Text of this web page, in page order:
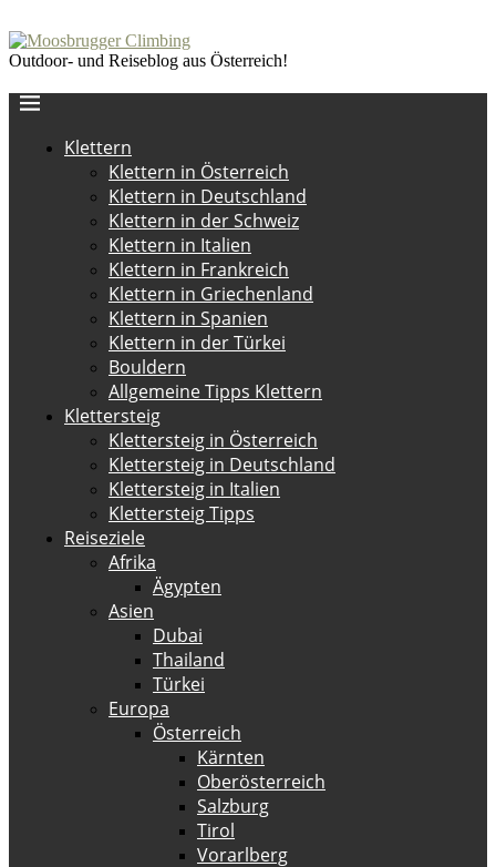
Outdoor- und Reiseblog aus Österreich!
Klettern
Klettern in Österreich
Klettern in Deutschland
Klettern in der Schweiz
Klettern in Italien
Klettern in Frankreich
Klettern in Griechenland
Klettern in Spanien
Klettern in der Türkei
Bouldern
Allgemeine Tipps Klettern
Klettersteig
Klettersteig in Österreich
Klettersteig in Deutschland
Klettersteig in Italien
Klettersteig Tipps
Reiseziele
Afrika
Ägypten
Asien
Dubai
Thailand
Türkei
Europa
Österreich
Kärnten
Oberösterreich
Salzburg
Tirol
Vorarlberg